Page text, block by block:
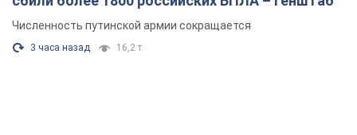
Численность путинской армии сокращается
3 часа назад 16,2 т.